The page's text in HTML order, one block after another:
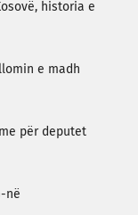
historia e
e madh
për deputet
në